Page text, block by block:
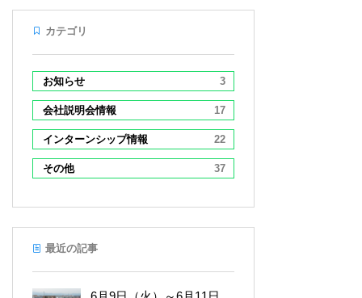
カテゴリ
お知らせ 3
会社説明会情報 17
インターンシップ情報 22
その他 37
最近の記事